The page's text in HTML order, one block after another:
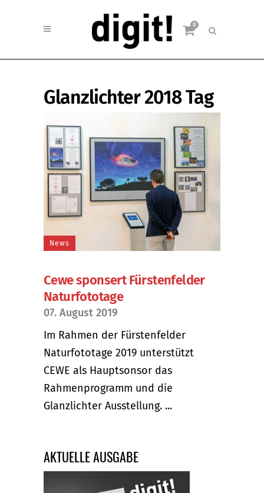
0
Glanzlichter 2018 Tag
News
Cewe sponsert Fürstenfelder
Naturfototage
07. August 2019
Im Rahmen der Fürstenfelder
Naturfototage 2019 unterstützt
CEWE als Hauptsonsor das
Rahmenprogramm und die
Glanzlichter Ausstellung. ...
AKTUELLE AUSGABE